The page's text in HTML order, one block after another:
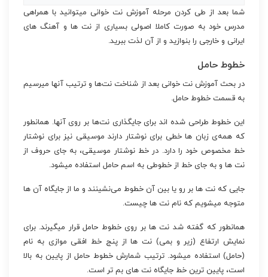
شما بعد از طی کردن مرحله آموزش نت خوانی میتوانید با همراهی
مدرس خود به صورت کاملا اصولی بسیاری از نت ها و آهنگ های
ایرانی و خارجی را بنوازید و از آن لذت ببرید.
خطوط حامل
در بحث آموزش نت خوانی بعد از شناخت نت‌ها و ترتیب آنها میرسیم
به قسمت خطوط حامل.
این خطوط طراحی شده اند برای جایگذاری نت‌ها بر روی آنها. همانطور
که همه‌ی زبان ها خطی برای نوشتار دارند موسیقی نیز برای نوشتار
خط مخصوص خود را دارد. در خط نوشتار موسیقی، به جای حروف از
نت ها و به جای خط از خطوطی به اسم حامل استفاده میشود.
جایی که نت ها بر رو یا بین آن خطوط می‌نشینند و ما از جایگاه آن ها
متوجه میشویم که نام نت ها چیست.
همانطور که گفته شد نت ها بر روی خطوط حامل قرار میگیرند. برای
نمایش ارتفاع (زیر و بمی) نت ها از پنج خط افقی موازی به نام
(حامل) استفاده میشود. ترتیب شمارش خطوط حامل از پایین به بالا
است، پایین ترین خط جایگاه نت های بم تر است.